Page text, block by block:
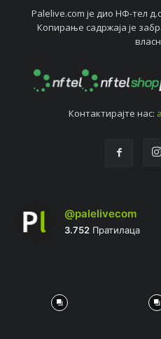
Palelive.com јe дио НФ-тeл
Копирањe садржаја јe
Контактирајтe нас:
@palelivecom
3.752 Пратилаца